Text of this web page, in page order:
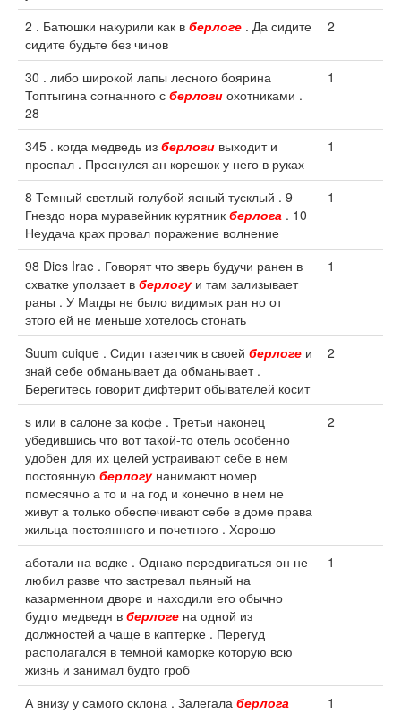
2 . Батюшки накурили как в берлоге . Да сидите
сидите будьте без чинов
2
30 . либо широкой лапы лесного боярина
Топтыгина согнанного с берлоги охотниками .
28
1
345 . когда медведь из берлоги выходит и
проспал . Проснулся ан корешок у него в руках
1
8 Темный светлый голубой ясный тусклый . 9
Гнездо нора муравейник курятник берлога . 10
Неудача крах провал поражение волнение
1
98 Dies Irae . Говорят что зверь будучи ранен в
схватке уползает в берлогуи там зализывает
раны . У Магды не было видимых ран но от
этого ей не меньше хотелось стонать
1
Suum cuique . Сидит газетчик в своей берлоге и
знай себе обманывает да обманывает .
Берегитесь говорит дифтерит обывателей косит
2
s или в салоне за кофе . Третьи наконец
убедившись что вот такой-то отель особенно
удобен для их целей устраивают себе в нем
постоянную берлогунанимают номер
помесячно а то и на год и конечно в нем не
живут а только обеспечивают себе в доме права
жильца постоянного и почетного . Хорошо
2
аботали на водке . Однако передвигаться он не
любил разве что застревал пьяный на
казарменном дворе и находили его обычно
будто медведя в берлоге на одной из
должностей а чаще в каптерке . Перегуд
располагался в темной каморке которую всю
жизнь и занимал будто гроб
1
А внизу у самого склона . Залегала берлога
1